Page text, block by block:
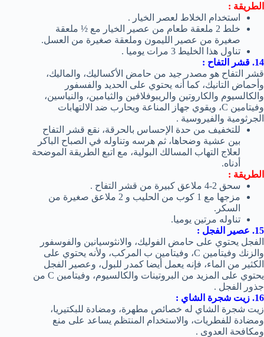
الطريقة :
استخدام الخلاط لعصر الخيار .
خلط 2 ملعقة طعام من عصير الخيار مع ½ ملعقة
صغيرة من عصير الليمون وملعقة صغيرة من العسل.
تناول هذا الخليط 3 مرات يوميا .
14. قشر التفاح :
قشر التفاح هو مصدر جيد من حامض الأكساليك، والماليك،
وأحماض التانيك، كما أنه يحتوي على الحديد والفسفور
والكالسيوم والكاروتين والريبوفلافين والثيامين، والنياسين،
وفيتامين C، ويقوي جهاز المناعة ويحارب ضد الالتهابات
الجرثومية والفيروسية .
للتخفيف من حدة الإحساس بالحرقة، نقع قشر التفاح
بين عشية وضحاها، ثم هرسه وتناوله في الصباح الباكر
لعلاج التهاب المسالك البولية، مع اتبع الطريقة الموضحة
أدناه.
الطريقة :
سحق 2-4 ملاعق كبيرة من قشر التفاح .
مزجها مع 1 كوب من الحليب و 2 ملاعق صغيرة من
السكر.
تناوله مرتين يوميا.
15. عصير الفجل :
الفجل يحتوي على حامض الفوليك، والانثوسيانين والفوسفور
والزنك وفيتامين C، وفيتامين ب المركب، ولأنه يحتوي على
الكثير من الماء، فإنه يعمل أيضا كمدر للبول، وعصير الفجل
يحتوي على المزيد من البروتينات والكالسيوم، وفيتامين C من
جذور الفجل .
16. زيت شجرة الشاي :
زيت شجرة الشاي له خصائص مطهرة، ومضادة للبكتيريا،
ومضادة للفطريات، والاستخدام المنتظم يساعد على منع
ومكافحة العدوى .